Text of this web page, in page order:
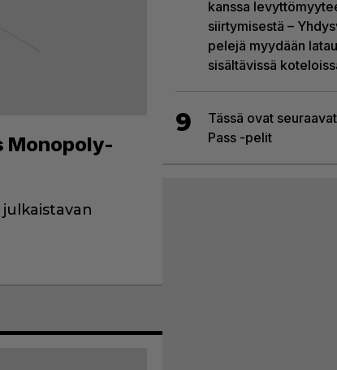
Monopoly-
kanssa
siirtymisestä –
pelejä myydään
sisältävissä
9
Tässä ovat
Pass -pelit